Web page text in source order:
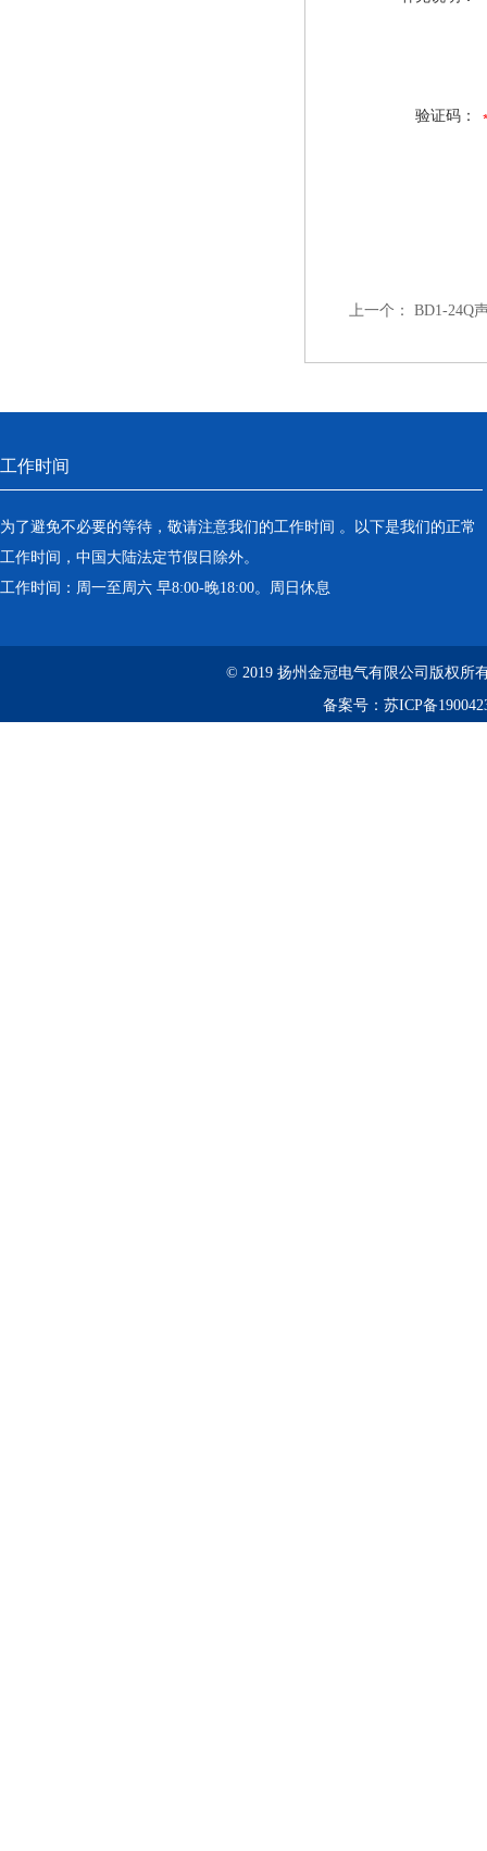
验证码：
上一个： BD1-24Q
工作时间
为了避免不必要的等待，敬请注意我们的工作时间 。以下是我们的正常
工作时间，中国大陆法定节假日除外。
工作时间：周一至周六 早8:00-晚18:00。周日休息
© 2019 扬州金冠电气有限公司版权所
备案号： 苏ICP备